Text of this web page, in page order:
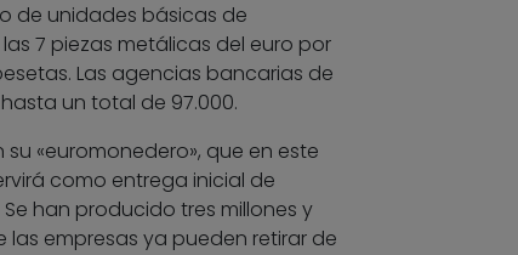
de unidades básicas de
7 piezas metálicas del euro por
Las agencias bancarias de
un total de 97.000.
«euromonedero», que en este
como entrega inicial de
han producido tres millones y
empresas ya pueden retirar de